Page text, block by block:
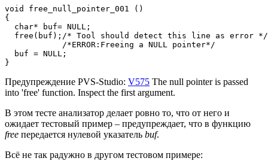
void free_null_pointer_001 ()
{
  char* buf= NULL;
  free(buf);/* Tool should detect this line as error */
            /*ERROR:Freeing a NULL pointer*/
  buf = NULL;
}
Предупреждение PVS-Studio: V575 The null pointer is passed
into 'free' function. Inspect the first argument.
В этом тесте анализатор делает ровно то, что от него и
ожидает тестовый пример – предупреждает, что в функцию
free передается нулевой указатель buf.
Всё не так радужно в другом тестовом примере: